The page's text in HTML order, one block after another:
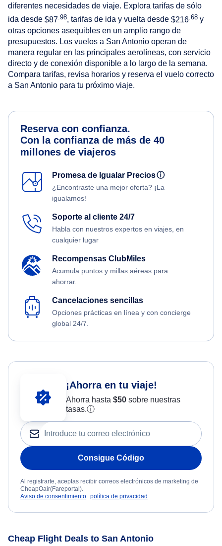
diferentes necesidades de viaje. Explora tarifas de sólo
ida desde $87 .98, tarifas de ida y vuelta desde $216 .68 y
otras opciones asequibles en un amplio rango de
presupuestos. Los vuelos a San Antonio operan de
manera regular en las principales aerolíneas, con servicio
directo y de conexión disponible a lo largo de la semana.
Compara tarifas, revisa horarios y reserva el vuelo correcto
a San Antonio para tu próximo viaje.
Reserva con confianza.
Con la confianza de más de 40
millones de viajeros
Promesa de Igualar Preciosⓘ
¿Encontraste una mejor oferta? ¡La
igualamos!
Soporte al cliente 24/7
Habla con nuestros expertos en viajes, en
cualquier lugar
Recompensas ClubMiles
Acumula puntos y millas aéreas para
ahorrar.
Cancelaciones sencillas
Opciones prácticas en línea y con concierge
global 24/7.
¡Ahorra en tu viaje!
Ahorra hasta $50sobre nuestras
tasas.ⓘ
Consigue Código
Al registrarte, aceptas recibir correos electrónicos de marketing de
CheapOair(Fareportal).
Aviso de consentimiento política de privacidad
Cheap Flight Deals to San Antonio